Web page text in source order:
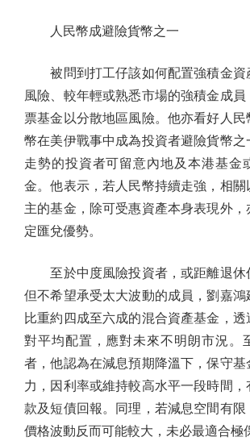
人民幣成避險貨幣之一
被問到打工仔該如何配置強積金資
風險、較年輕或熟悉市場的強積金成員
票基金以分散地區風險。他亦看好人民
幣在美伊戰事中成為投資者避險貨幣之
走勢的投資者可留意內地及本港基金
金。他表示，若人民幣持續走強，相關
主的基金，除可受惠資產本身表現外，
定匯兌優勢。
至於中度風險投資者，或距離退休
但不希望承受太大波動的成員，劉嘉
比重約四成至六成的混合資產基金，透
對平均配置，應對未來不明朗市況。
者，他認為在減息預期降溫下，保守基
力，因利率或維持較高水平一段時間
款及短債回報。同理，若減息空間有限
價格波動反而可能較大，未必最適合極